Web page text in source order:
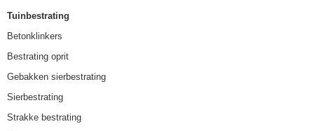
Tuinbestrating
Betonklinkers
Bestrating oprit
Gebakken sierbestrating
Sierbestrating
Strakke bestrating